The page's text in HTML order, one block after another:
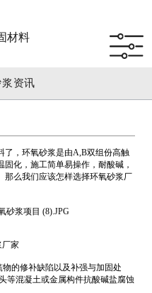
材料
资讯
，环氧砂浆是由A,B双组份高触
化，施工简单易操作，耐酸碱，
那么我们应该怎样选择环氧砂浆厂
家
的修补缺陷以及补强与加固处
等混凝土或金属构件抗酸碱盐腐蚀